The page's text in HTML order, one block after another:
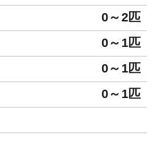
0～2匹
0～1匹
0～1匹
0～1匹